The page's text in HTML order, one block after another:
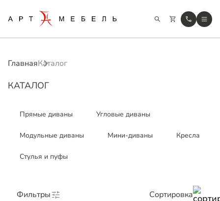
ГлавнаяКаталог
КАТАЛОГ
Прямые диваны Угловые диваны
Модульные диваны Мини-диваны Кресла
Стулья и пуфы
Фильтры Сортировка